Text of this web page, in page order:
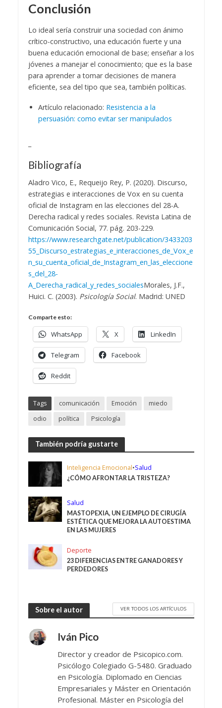
Conclusión
Lo ideal sería construir una sociedad con ánimo
crítico-constructivo, una educación fuerte y una
buena educación emocional de base; enseñar a los
jóvenes a manejar el conocimiento; que es la base
para aprender a tomar decisiones de manera
eficiente, sea del tipo que sea, también políticas.
Artículo relacionado: Resistencia a la
persuasión: como evitar ser manipulados
Bibliografía
Aladro Vico, E., Requeijo Rey, P. (2020). Discurso,
estrategias e interacciones de Vox en su cuenta
oficial de Instagram en las elecciones del 28-A.
Derecha radical y redes sociales. Revista Latina de
Comunicación Social, 77. pág. 203-229.
https://www.researchgate.net/publication/3433203
55_Discurso_estrategias_e_interacciones_de_Vox_e
n_su_cuenta_oficial_de_Instagram_en_las_eleccione
s_del_28-
A_Derecha_radical_y_redes_socialesMorales, J.F.,
Huici. C. (2003). Psicología Social. Madrid: UNED
Comparte esto:
WhatsApp X LinkedIn
Telegram Facebook
Reddit
Tags comunicación Emoción
miedo
odio
política Psicología
También podría gustarte
Inteligencia Emocional•Salud
¿CÓMO AFRONTAR LA TRISTEZA?
Salud
MASTOPEXIA, UN EJEMPLO DE CIRUGÍA
ESTÉTICA QUE MEJORA LA AUTOESTIMA
EN LAS MUJERES
Deporte
23 DIFERENCIAS ENTRE GANADORES Y
PERDEDORES
Sobre el autor VER TODOS LOS ARTÍCULOS
Iván Pico
Director y creador de Psicopico.com.
Psicólogo Colegiado G-5480. Graduado
en Psicología. Diplomado en Ciencias
Empresariales y Máster en Orientación
Profesional. Máster en Psicología del